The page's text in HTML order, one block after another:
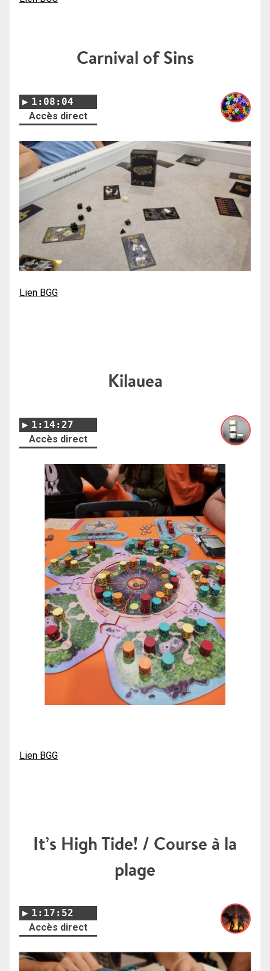
Carnival of Sins
1:08:04
Accès direct
Lien BGG
Kilauea
1:14:27
Accès direct
Lien BGG
It’s High Tide! / Course à la
plage
1:17:52
Accès direct